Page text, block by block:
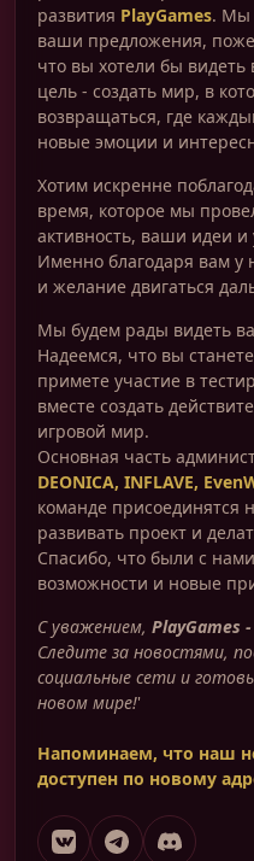
развития PlayGames. Мы
ваши предложения,
что вы хотели бы
цель - создать мир, в
возвращаться, где
новые эмоции и
Хотим искренне
время, которое мы
активность, ваши идеи и
Именно благодаря вам у
и желание двигаться
Мы будем рады видеть
Надеемся, что вы
примете участие в
вместе создать
игровой мир.
Основная часть
DEONICA, INFLAVE,
команде присоединятся
развивать проект и
Спасибо, что были с
возможности и новые
С уважением, PlayGames
Следите за новостями,
социальные сети и
новом мире!'
Напоминаем, что наш
доступен по новому